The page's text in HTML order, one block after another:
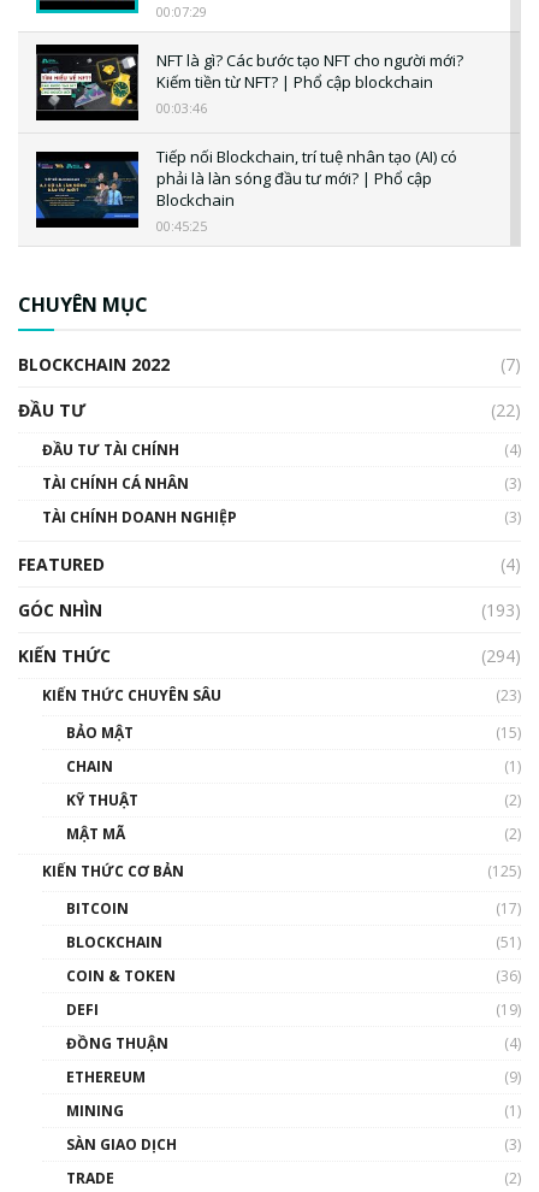
00:07:29
NFT là gì? Các bước tạo NFT cho người mới?
Kiếm tiền từ NFT? | Phổ cập blockchain
00:03:46
Tiếp nối Blockchain, trí tuệ nhân tạo (AI) có
phải là làn sóng đầu tư mới? | Phổ cập
Blockchain
00:45:25
00:02:14
Nhìn lại năm 2022: Những sự kiện ảnh hưởng
đến hệ sinh thái tiền mã hoá | Phổ cập
00:43:47
như thể nào?
00:39:31
Phổ cập Blockchain
thống & Crypto qua các cuộc chiến | Phổ cập
CHUYÊN MỤC
BLOCKCHAIN 2022
(7)
ĐẦU TƯ
(22)
ĐẦU TƯ TÀI CHÍNH
(4)
TÀI CHÍNH CÁ NHÂN
(3)
TÀI CHÍNH DOANH NGHIỆP
(3)
FEATURED
(4)
GÓC NHÌN
(193)
KIẾN THỨC
(294)
KIẾN THỨC CHUYÊN SÂU
(23)
BẢO MẬT
(15)
CHAIN
(1)
KỸ THUẬT
(2)
MẬT MÃ
(2)
KIẾN THỨC CƠ BẢN
(125)
BITCOIN
(17)
BLOCKCHAIN
(51)
COIN & TOKEN
(36)
DEFI
(19)
ĐỒNG THUẬN
(4)
ETHEREUM
(9)
MINING
(1)
SÀN GIAO DỊCH
(3)
TRADE
(2)